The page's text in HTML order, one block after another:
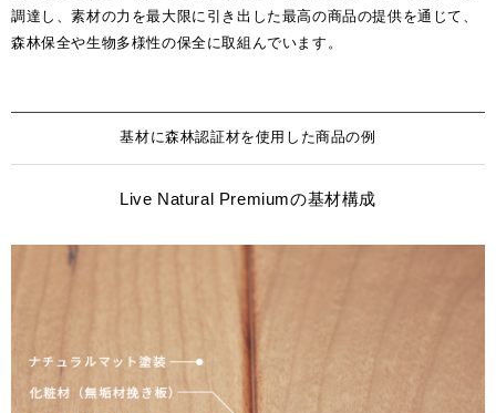
調達し、素材の力を最大限に引き出した最高の商品の提供を通じて、
森林保全や生物多様性の保全に取組んでいます。
基材に森林認証材を使用した商品の例
Live Natural Premiumの基材構成